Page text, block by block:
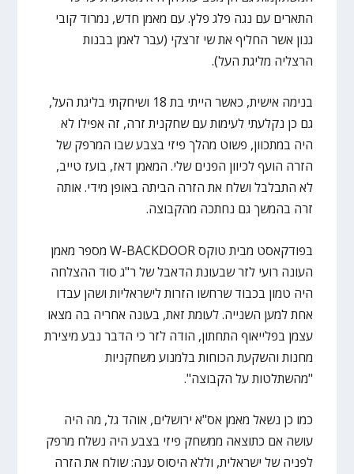
התארים עם נגה פלג פלץ. עם מאמן חדש, נמרוד קובי
גנון אשר החליף את שי זרצקי (עבר לאמן בבנות
הרצליה מליגת העל).
בנימה אישית, כאשר הייתי בת 18 ושיחקתי בליגת העל,
גם כן נקלעתי לעימות עם שחקנית זרה, זה אפילו לא
היה במתכוון, פשוט מהלך פיזי בצבע שבו המרפק של
הזרה הועף לכיוון הפנים שלי. המאמן דאז, בועז טייב,
לא התבלבל ושלח את הזרה הביתה באופן מידי. אותה
זרה בהמשך גם נחתכה מהקבוצה.
בפודקאסט מבית טוקס W-BACKDOOR מספר מאמן
העונה רועי לזר שבעונת הדאבל של ר"ג סוד ההצלחה
היה טמון בכבוד שרחשו הזרות לישראליות ושהן עבדו
אחת למען השנייה. לעומת זאת, בעונה אחריה בה מצאו
עצמן בפלייאוף התחתון, הודה לזר כי הדבר נבע מיצירת
מחנות והשקעת הכוחות בלמנוע משחקניות
"מהשתלטות על הקבוצה".
כמו כן נשאל מאמן אס"א ירושלים, אוהד גל, מה היה
עושה אם כתוצאה ממשחק פיזי בצבע היה נשלח מרפק
לפניה של ישראלית, וללא היסוס ענה: שולח את הזרה